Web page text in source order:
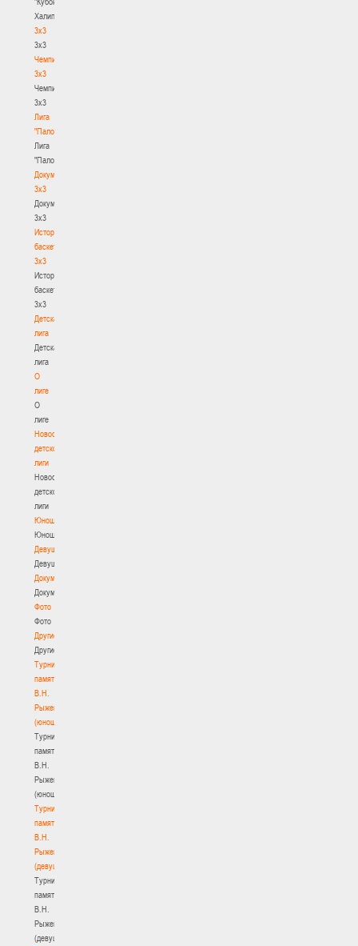
Халипского"
3x3
3x3
Чемпионат
3х3
Чемпионат
3х3
Лига
"Палова"
Лига
"Палова"
Документы
3х3
Документы
3х3
История
баскетбола
3х3
История
баскетбола
3х3
Детская
лига
Детская
лига
О
лиге
О
лиге
Новости
детской
лиги
Новости
детской
лиги
Юноши
Юноши
Девушки
Девушки
Документы
Документы
Фото
Фото
Другие
Другие
Турнир
памяти
В.Н.
Рыженкова
(юноши)
Турнир
памяти
В.Н.
Рыженкова
(юноши)
Турнир
памяти
В.Н.
Рыженкова
(девушки)
Турнир
памяти
В.Н.
Рыженкова
(девушки)